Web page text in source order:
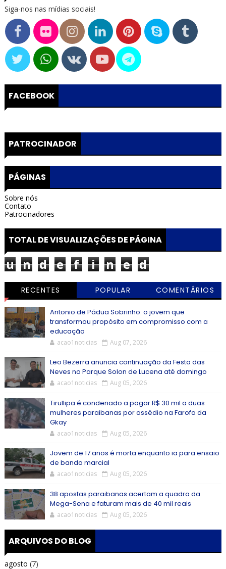
Siga-nos nas mídias sociais!
FACEBOOK
PATROCINADOR
PÁGINAS
Sobre nós
Contato
Patrocinadores
TOTAL DE VISUALIZAÇÕES DE PÁGINA
u n d e f i n e d
RECENTES POPULAR COMENTÁRIOS
Antonio de Pádua Sobrinho: o jovem que
transformou propósito em compromisso com a
educação
acao1noticias Aug 07, 2026
Leo Bezerra anuncia continuação da Festa das
Neves no Parque Solon de Lucena até domingo
acao1noticias Aug 05, 2026
Tirullipa é condenado a pagar R$ 30 mil a duas
mulheres paraibanas por assédio na Farofa da
Gkay
acao1noticias Aug 05, 2026
Jovem de 17 anos é morta enquanto ia para ensaio
de banda marcial
acao1noticias Aug 05, 2026
38 apostas paraibanas acertam a quadra da
Mega-Sena e faturam mais de 40 mil reais
acao1noticias Aug 05, 2026
ARQUIVOS DO BLOG
agosto (7)